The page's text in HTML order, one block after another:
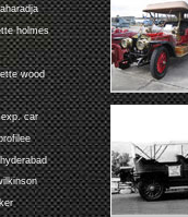
holmes
wood
exp. car